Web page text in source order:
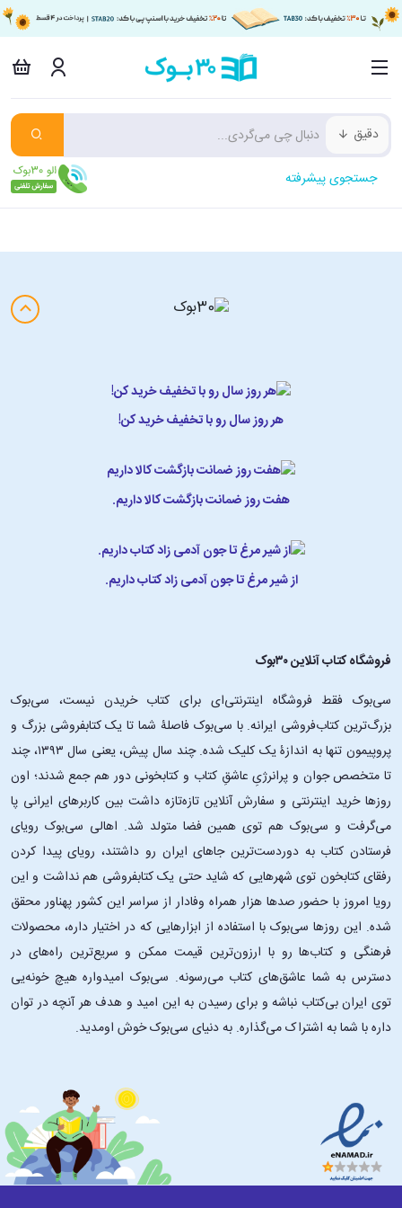
دقیق
جستجوی پیشرفته
هر روز سال رو با تخفیف خرید کن!
هفت روز ضمانت بازگشت کالا داریم.
از شیر مرغ تا جون آدمی زاد کتاب داریم.
فروشگاه کتاب آنلاین ۳۰بوک
سی‌بوک فقط فروشگاه اینترنتی‌ای برای کتاب خریدن نیست، سی‌بوک
بزرگ‌ترین کتاب‌فروشی ایرانه. با سی‌بوک فاصلۀ شما تا یک کتابفروشی بزرگ و
پروپیمون تنها به اندازۀ یک کلیک شده. چند سال پیش، یعنی سال ۱۳۹۳، چند
تا متخصص جوان و پرانرژیِ عاشقِ کتاب و کتابخونی دور هم جمع شدند؛ اون‌
روزها خرید اینترنتی و سفارش آنلاین تازه‌تازه داشت بین کاربرهای ایرانی پا
می‌گرفت و سی‌بوک هم توی همین فضا متولد شد. اهالی سی‌بوک رویای
فرستادن کتاب به دوردست‌ترین جاهای ایران رو داشتند، رویای پیدا کردن
رفقای کتابخون توی شهرهایی که شاید حتی یک کتابفروشی هم نداشت و این
رویا امروز با حضور صدها هزار همراه وفادار از سراسر این کشور پهناور محقق
شده. این ‌روزها سی‌بوک با استفاده از ابزارهایی که در اختیار داره، محصولات
فرهنگی و کتاب‌ها رو با ارزون‌ترین قیمت ممکن و سریع‌ترین راه‌های در
دسترس به شما عاشق‌های کتاب می‌رسونه. سی‌بوک امیدواره هیچ خونه‌یی
توی ایران بی‌کتاب نباشه و برای رسیدن به این امید و هدف هر آنچه در توان
داره با شما به اشتراک می‌گذاره. به دنیای سی‌بوک خوش اومدید.